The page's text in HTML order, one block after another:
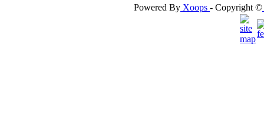
Powered By Xoops - Copyright ©